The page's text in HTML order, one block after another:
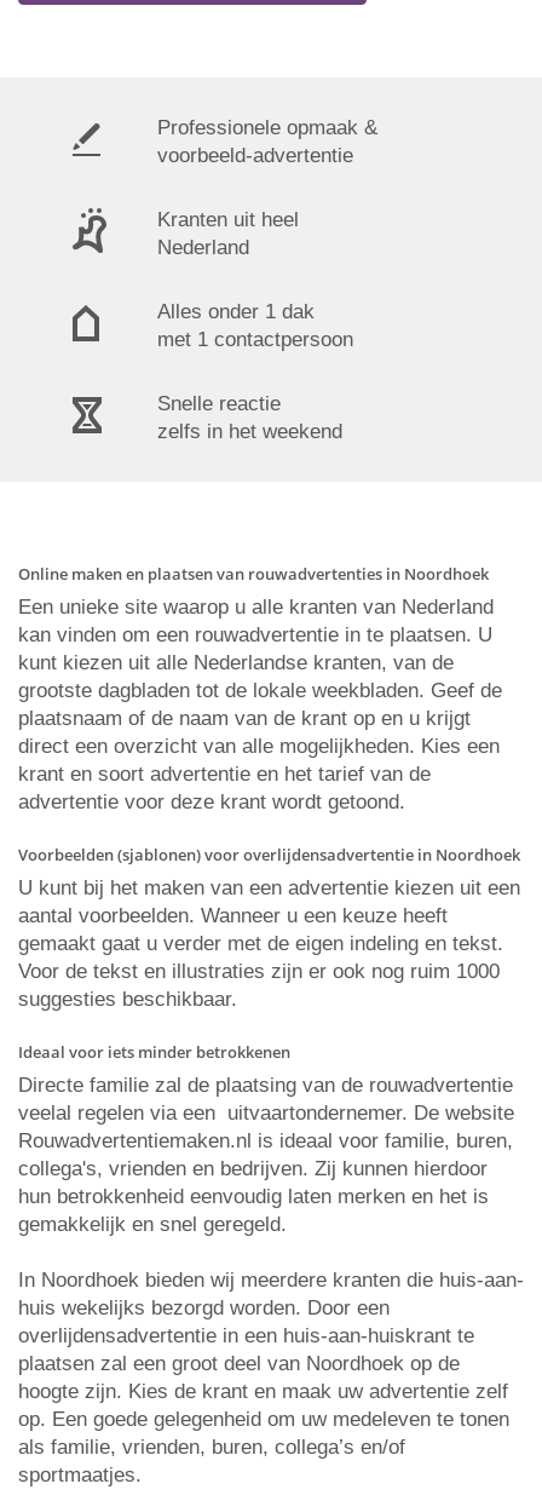
Professionele opmaak &
voorbeeld-advertentie
Kranten uit heel
Nederland
Alles onder 1 dak
met 1 contactpersoon
Snelle reactie
zelfs in het weekend
Online maken en plaatsen van rouwadvertenties in Noordhoek
Een unieke site waarop u alle kranten van Nederland
kan vinden om een rouwadvertentie in te plaatsen. U
kunt kiezen uit alle Nederlandse kranten, van de
grootste dagbladen tot de lokale weekbladen. Geef de
plaatsnaam of de naam van de krant op en u krijgt
direct een overzicht van alle mogelijkheden. Kies een
krant en soort advertentie en het tarief van de
advertentie voor deze krant wordt getoond.
Voorbeelden (sjablonen) voor overlijdensadvertentie in Noordhoek
U kunt bij het maken van een advertentie kiezen uit een
aantal voorbeelden. Wanneer u een keuze heeft
gemaakt gaat u verder met de eigen indeling en tekst.
Voor de tekst en illustraties zijn er ook nog ruim 1000
suggesties beschikbaar.
Ideaal voor iets minder betrokkenen
Directe familie zal de plaatsing van de rouwadvertentie
veelal regelen via een uitvaartondernemer. De website
Rouwadvertentiemaken.nl is ideaal voor familie, buren,
collega's, vrienden en bedrijven. Zij kunnen hierdoor
hun betrokkenheid eenvoudig laten merken en het is
gemakkelijk en snel geregeld.
In Noordhoek bieden wij meerdere kranten die huis-aan-
huis wekelijks bezorgd worden. Door een
overlijdensadvertentie in een huis-aan-huiskrant te
plaatsen zal een groot deel van Noordhoek op de
hoogte zijn. Kies de krant en maak uw advertentie zelf
op. Een goede gelegenheid om uw medeleven te tonen
als familie, vrienden, buren, collega’s en/of
sportmaatjes.